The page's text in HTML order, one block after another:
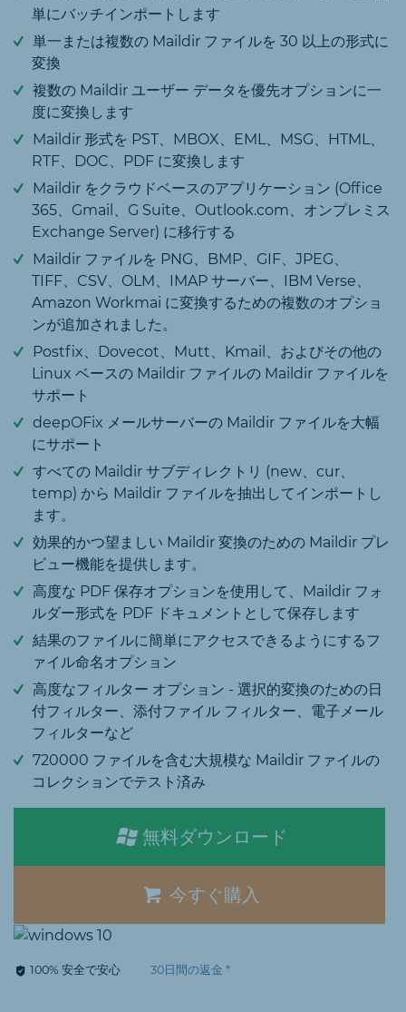
単にバッチインポートします
単一または複数の Maildir ファイルを 30 以上の形式に
変換
複数の Maildir ユーザー データを優先オプションに一
度に変換します
Maildir 形式を PST、MBOX、EML、MSG、HTML、
RTF、DOC、PDF に変換します
Maildir をクラウドベースのアプリケーション (Office
365、Gmail、G Suite、Outlook.com、オンプレミス
Exchange Server) に移行する
Maildir ファイルを PNG、BMP、GIF、JPEG、
TIFF、CSV、OLM、IMAP サーバー、IBM Verse、
Amazon Workmai に変換するための複数のオプショ
ンが追加されました。
Postfix、Dovecot、Mutt、Kmail、およびその他の
Linux ベースの Maildir ファイルの Maildir ファイルを
サポート
deepOFix メールサーバーの Maildir ファイルを大幅
にサポート
すべての Maildir サブディレクトリ (new、cur、
temp) から Maildir ファイルを抽出してインポートし
ます。
効果的かつ望ましい Maildir 変換のための Maildir プレ
ビュー機能を提供します。
高度な PDF 保存オプションを使用して、Maildir フォ
ルダー形式を PDF ドキュメントとして保存します
結果のファイルに簡単にアクセスできるようにするフ
ァイル命名オプション
高度なフィルター オプション - 選択的変換のための日
付フィルター、添付ファイル フィルター、電子メール
フィルターなど
720000 ファイルを含む大規模な Maildir ファイルの
コレクションでテスト済み
無料ダウンロード
今すぐ購入
100% 安全で安心 30日間の返金 *